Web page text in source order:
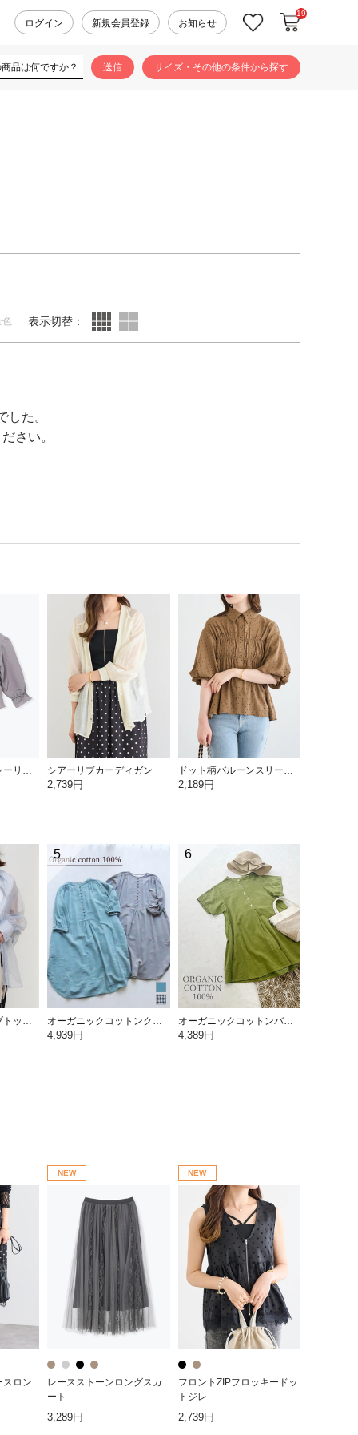
ログイン 新規会員登録 お知らせ お気に入りカートに入
19
サイズ・その他の条件から探す
色 表示切替：
した。
さい。
ラインストーンシャーリングボレロ シアーリブカーディガン
2,739円
ドット柄バルーンスリーブブラウス
2,189円
テレコノースリーブトップス
5
オーガニックコットンクルミボタンワンピース
4,939円
6
オーガニックコットンバンドカラーチュニック
4,389円
スロン
NEW
レースストーンロングスカ
ート
3,289円
NEW
フロントZIPフロッキードッ
トジレ
2,739円